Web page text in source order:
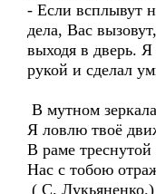
- Если всплывут
дела, Вас
выходя в дверь. Я
рукой и сделал
В мутном
Я ловлю твоё
В раме
Нас с тобою
( С. Лукьяненко.)